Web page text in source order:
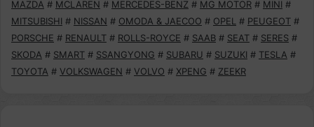
MAZDA # MCLAREN # MERCEDES-BENZ # MG MOTOR # MINI #
MITSUBISHI # NISSAN # OMODA & JAECOO # OPEL # PEUGEOT #
PORSCHE # RENAULT # ROLLS-ROYCE # SAAB # SEAT # SERES #
SKODA # SMART # SSANGYONG # SUBARU # SUZUKI # TESLA #
TOYOTA # VOLKSWAGEN # VOLVO # XPENG # ZEEKR